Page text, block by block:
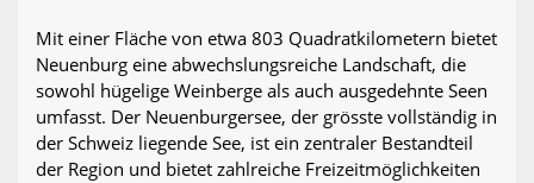
Mit einer Fläche von etwa 803 Quadratkilometern bietet
Neuenburg eine abwechslungsreiche Landschaft, die
sowohl hügelige Weinberge als auch ausgedehnte Seen
umfasst. Der Neuenburgersee, der grösste vollständig in
der Schweiz liegende See, ist ein zentraler Bestandteil
der Region und bietet zahlreiche Freizeitmöglichkeiten